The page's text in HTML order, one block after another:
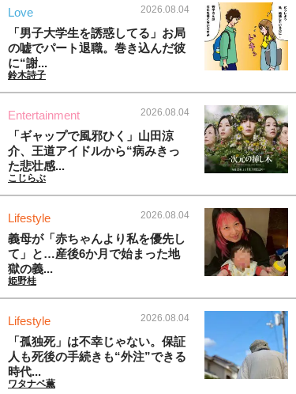
Love 2026.08.04
「男子大学生を誘惑してる」お局
の嘘でパート退職。巻き込んだ彼
に“謝...
鈴木詩子
Entertainment 2026.08.04
「ギャップで風邪ひく」山田涼
介、王道アイドルから“病みきっ
た悲壮感...
こじらぶ
Lifestyle 2026.08.04
義母が「赤ちゃんより私を優先し
て」と…産後6か月で始まった地
獄の義...
姫野桂
Lifestyle 2026.08.04
「孤独死」は不幸じゃない。保証
人も死後の手続きも“外注”できる
時代...
ワタナベ薫